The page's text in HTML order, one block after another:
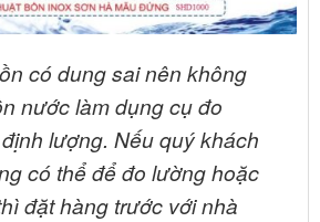
có dung sai nên không
nước làm dụng cụ đo
lượng. Nếu quý khách
có thể để đo lường hoặc
đặt hàng trước với nhà